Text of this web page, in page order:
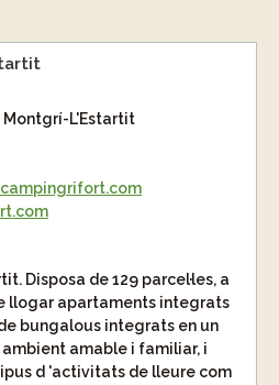
Montgrí-L'Estartit
Disposa de 129 parcel·les, a
llogar apartaments integrats
bungalous integrats en un
ambient amable i familiar, i
d 'activitats de lleure com